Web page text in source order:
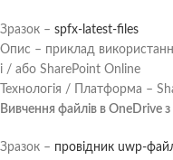
Зразок – spfx-latest-files
Опис – приклад
і / або SharePoint Online
Технологія / Платформа –
Вивчення файлів в OneDrive
Зразок – провідник uwp-